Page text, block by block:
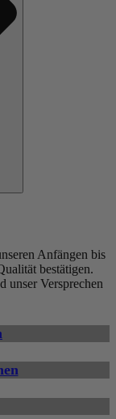
Anfängen bis
bestätigen.
unser Versprechen